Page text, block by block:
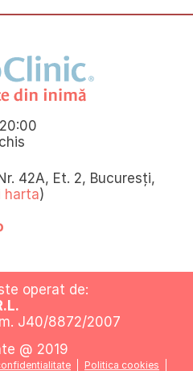
42A, Et. 2, Bucuresți,
harta)
operat de:
J40/8872/2007
@ 2019
Politica cookies